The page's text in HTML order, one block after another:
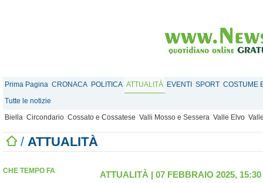
Prima Pagina CRONACA POLITICA ATTUALITÀ EVENTI SPORT COSTUME
Tutte le notizie
Biella Circondario Cossato e Cossatese Valli Mosso e Sessera Valle Elvo
/ ATTUALITÀ
CHE TEMPO FA ATTUALITÀ | 07 FEBBRAIO 2025, 15:30